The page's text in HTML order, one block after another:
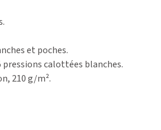
et poches.
calottées blanches.
210 g/m².